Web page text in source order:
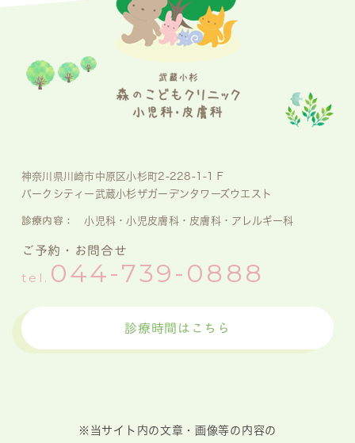
神奈川県川崎市中原区小杉町2-228-1-1Ｆ
パークシティー武蔵小杉ザガーデンタワーズウエスト
診療内容： 小児科・小児皮膚科・皮膚科・アレルギー科
ご予約・お問合せ
tel. 044-739-0888
診療時間はこちら
※当サイト内の文章・画像等の内容の